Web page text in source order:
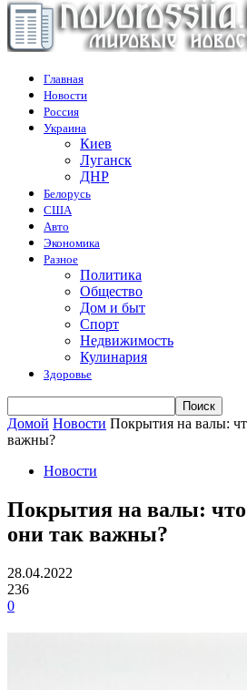
Главная
Новости
Россия
Украина
Киев
Луганск
ДНР
Белорусь
США
Авто
Экономика
Разное
Политика
Общество
Дом и быт
Спорт
Недвижимость
Кулинария
Здоровье
Домой Новости Покрытия на валы:
важны?
Новости
Покрытия на валы: что
они так важны?
28.04.2022
236
0